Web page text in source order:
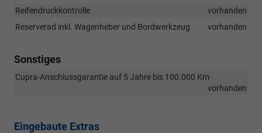
Reifendruckkontrolle
vorhanden
Reserverad inkl. Wagenheber und Bordwerkzeug
vorhanden
Sonstiges
Cupra-Anschlussgarantie auf 5 Jahre bis 100.000 Km
vorhanden
Eingebaute Extras